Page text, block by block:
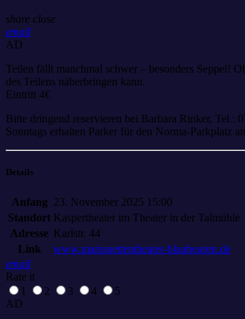
share close
email
AD
Teilen fällt manchmal schwer – besonders Seppel!
des Teilens näherbringen kann.
Eintritt 4€
Bitte dringend reservieren bei Barbara Rinker, Tel.:
Sonntags erhalten Parker für den Norma-Parkplatz
Details
Anfang 23. November 2025 15:00
Standort Kaspertheater im Theater in der Talmühle
Adresse Karlstr. 44
Link
www.marionettentheater-blaubeuren.de
email
Rate it
1
2 3 4
5
AD